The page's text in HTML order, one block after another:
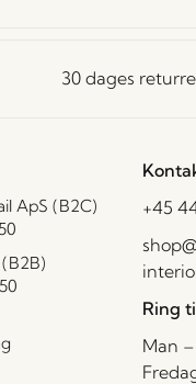
30 dages
ApS (B2C)
+45
Ring
Man